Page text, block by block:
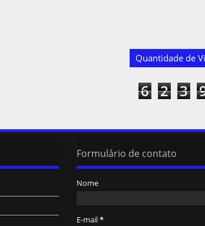
Quantidade de
6 2 3
Formulário de contato
Nome
E-mail*